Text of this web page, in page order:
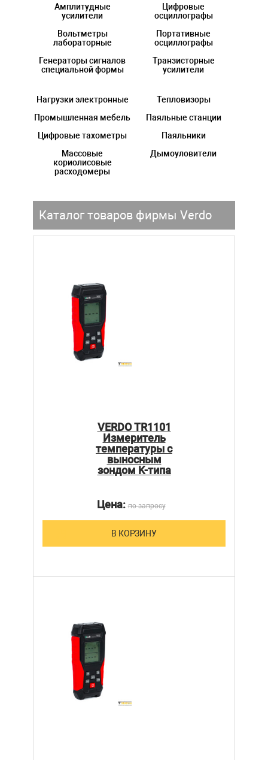
Амплитудные
усилители
Вольтметры
лабораторные
Генераторы сигналов
специальной формы
Цифровые
осциллографы
Портативные
осциллографы
Транзисторные
усилители
Нагрузки электронные
Промышленная мебель
Цифровые тахометры
Массовые
кориолисовые
расходомеры
Тепловизоры
Паяльные станции
Паяльники
Дымоуловители
Каталог товаров фирмы Verdo
VERDO TR1101
Измеритель
температуры с
выносным
зондом K-типа
Цена:по запросу
В КОРЗИНУ